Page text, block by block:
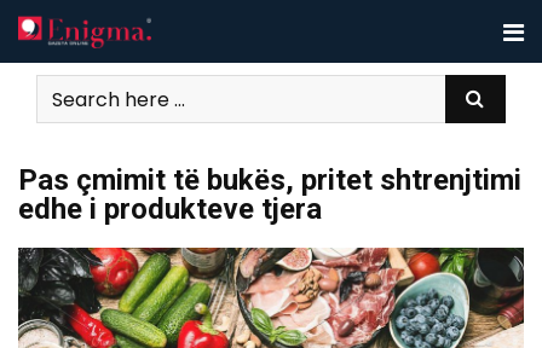
Skip
to
content
Pas çmimit të bukës, pritet shtrenjtimi
edhe i produkteve tjera